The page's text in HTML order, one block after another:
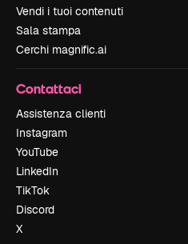
Vendi i tuoi contenuti
Sala stampa
Cerchi magnific.ai
Contattaci
Assistenza clienti
Instagram
YouTube
LinkedIn
TikTok
Discord
X